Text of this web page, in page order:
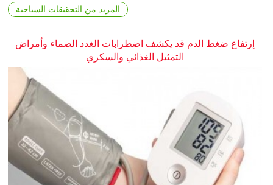
المزيد من التحقيقات السياحية
إرتفاع ضغط الدم قد يكشف اضطرابات الغدد الصماء وأمراض
التمثيل الغذائي والسكري